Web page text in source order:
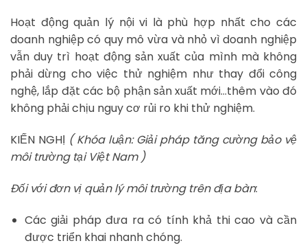
Hoạt động quản lý nội vi là phù hợp nhất cho các
doanh nghiệp có quy mô vừa và nhỏ vì doanh nghiệp
vẫn duy trì hoạt động sản xuất của mình mà không
phải dừng cho việc thử nghiệm như thay đổi công
nghệ, lắp đặt các bộ phận sản xuất mới…thêm vào đó
không phải chịu nguy cơ rủi ro khi thử nghiệm.
KIẾN NGHỊ ( Khóa luận: Giải pháp tăng cường bảo vệ
môi trường tại Việt Nam )
Đối với đơn vị quản lý môi trường trên địa bàn:
Các giải pháp đưa ra có tính khả thi cao và cần
được triển khai nhanh chóng.